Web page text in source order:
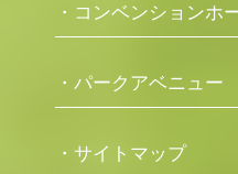
・コンベンションホ
・パークアベニュー
・サイトマップ